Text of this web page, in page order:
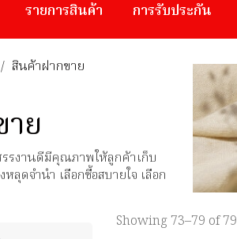
รายการสินค้า การรับประกัน
/ สินค้าฝากขาย
ย
รรงานดีมีคุณภาพให้ลูกค้าเก็บ
ลุดจำนำ เลือกซื้อสบายใจ เลือก
Showing73–79 of 79